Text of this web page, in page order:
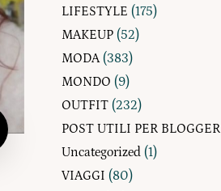
LIFESTYLE (175)
MAKEUP (52)
MODA(383)
MONDO (9)
OUTFIT (232)
POST UTILI PER BLOGGER
Uncategorized (1)
VIAGGI (80)